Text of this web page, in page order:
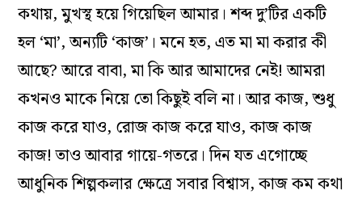
কথায়, মুখস্থ হয়ে গিয়েছিল আমার। শব্দ দু’টির একটি
হল ‘মা’, অন্যটি ‘কাজ’। মনে হত, এত মা মা করার কী
আছে? আরে বাবা, মা কি আর আমাদের নেই! আমরা
কখনও মাকে নিয়ে তো কিছুই বলি না। আর কাজ, শুধু
কাজ করে যাও, রোজ কাজ করে যাও, কাজ কাজ
কাজ! তাও আবার গায়ে-গতরে। দিন যত এগোচ্ছে
আধুনিক শিল্পকলার ক্ষেত্রে সবার বিশ্বাস, কাজ কম কথা